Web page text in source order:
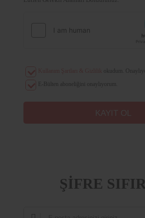
okudum.
E-Bülten aboneliğini onaylıyorum.
ŞİFRE